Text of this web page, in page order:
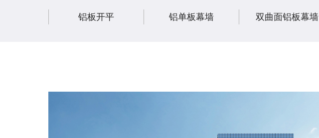
铝板开平 铝单板幕墙 双曲面铝板幕墙